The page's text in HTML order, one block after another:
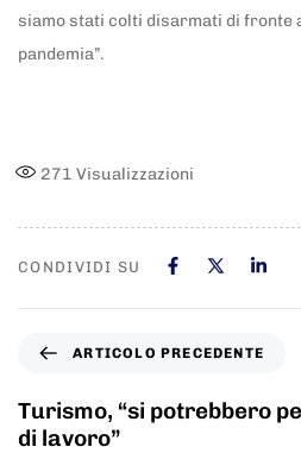
siamo stati colti disarmati di fronte
pandemia”.
271 Visualizzazioni
CONDIVIDI SU
ARTICOLO PRECEDENTE
Turismo, “si potrebbero
di lavoro”